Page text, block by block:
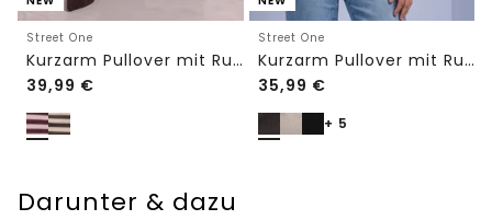
Street One
Kurzarm Pullover mit Rundhals und Streifen
39,99 €
Street One
Kurzarm Pullover mit Rundhals in Unifarbe
35,99 €
+ 5
Darunter & dazu